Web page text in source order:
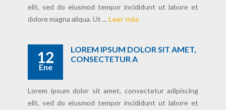
elit, sed do eiusmod tempor incididunt ut labore et
dolore magna aliqua. Ut ... Leer más
12
Ene
LOREM IPSUM DOLOR SIT AMET,
CONSECTETUR A
Lorem ipsum dolor sit amet, consectetur adipiscing
elit, sed do eiusmod tempor incididunt ut labore et